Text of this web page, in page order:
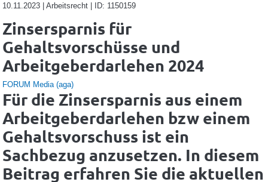
10.11.2023 | Arbeitsrecht | ID: 1150159
Zinsersparnis für
Gehaltsvorschüsse und
Arbeitgeberdarlehen 2024
FORUM Media (aga)
Für die Zinsersparnis aus einem
Arbeitgeberdarlehen bzw einem
Gehaltsvorschuss ist ein
Sachbezug anzusetzen. In diesem
Beitrag erfahren Sie die aktuellen